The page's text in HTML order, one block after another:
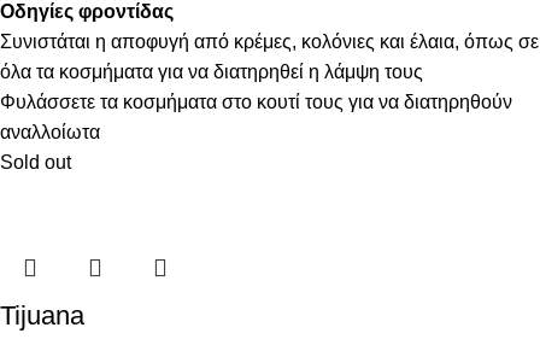
Οδηγίες φροντίδας
Συνιστάται η αποφυγή από κρέμες, κολόνιες και έλαια, όπως σε
όλα τα κοσμήματα για να διατηρηθεί η λάμψη τους
Φυλάσσετε τα κοσμήματα στο κουτί τους για να διατηρηθούν
αναλλοίωτα
Sold out
Tijuana